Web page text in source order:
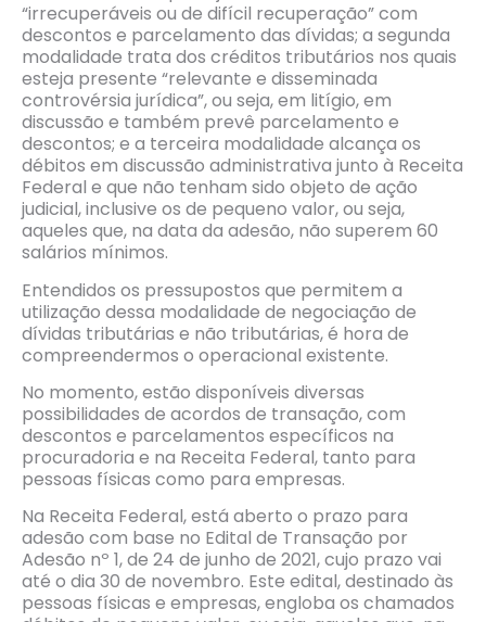
“irrecuperáveis ou de difícil recuperação” com
descontos e parcelamento das dívidas; a segunda
modalidade trata dos créditos tributários nos quais
esteja presente “relevante e disseminada
controvérsia jurídica”, ou seja, em litígio, em
discussão e também prevê parcelamento e
descontos; e a terceira modalidade alcança os
débitos em discussão administrativa junto à Receita
Federal e que não tenham sido objeto de ação
judicial, inclusive os de pequeno valor, ou seja,
aqueles que, na data da adesão, não superem 60
salários mínimos.
Entendidos os pressupostos que permitem a
utilização dessa modalidade de negociação de
dívidas tributárias e não tributárias, é hora de
compreendermos o operacional existente.
No momento, estão disponíveis diversas
possibilidades de acordos de transação, com
descontos e parcelamentos específicos na
procuradoria e na Receita Federal, tanto para
pessoas físicas como para empresas.
Na Receita Federal, está aberto o prazo para
adesão com base no Edital de Transação por
Adesão nº 1, de 24 de junho de 2021, cujo prazo vai
até o dia 30 de novembro. Este edital, destinado às
pessoas físicas e empresas, engloba os chamados